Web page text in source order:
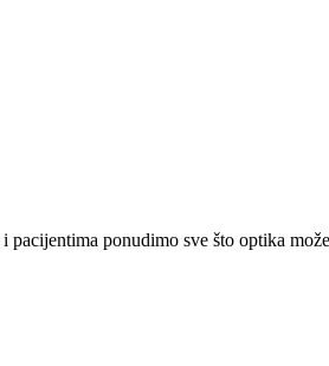
ponudimo sve što optika